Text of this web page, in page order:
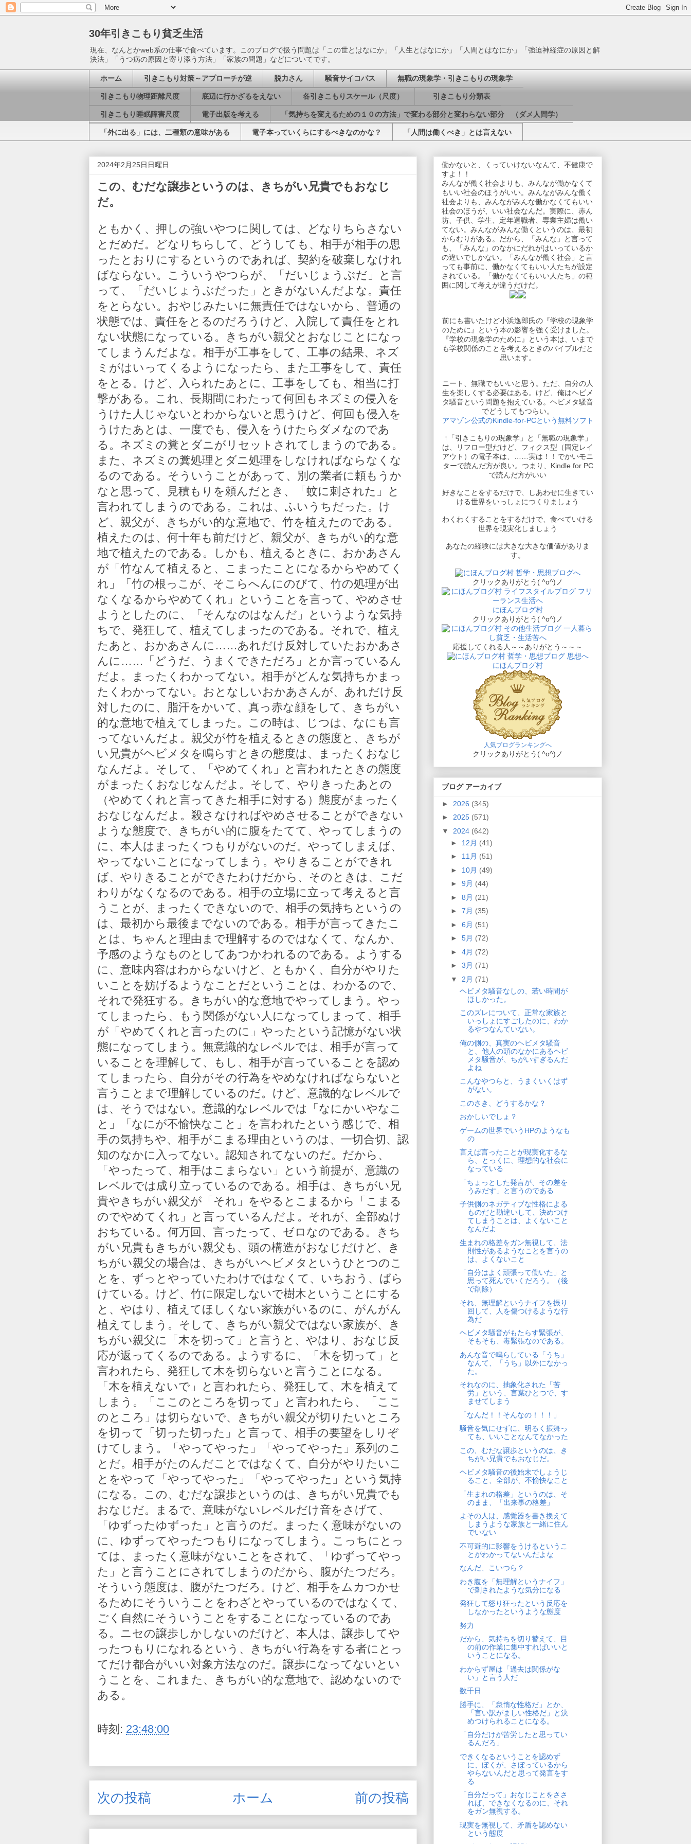
30年引きこもり貧乏生活
現在、なんとかweb系の仕事で食べています。このブログで扱う問題は「この世とはなにか」「人生とはなにか」「人間とはなにか」「強迫神経症の原因と解
決法」「うつ病の原因と寄り添う方法」「家族の問題」などについてです。
ホーム 引きこもり対策～アプローチが逆 脱力さん 騒音サイコパス 無職の現象学・引きこもりの現象学
引きこもり物理距離尺度 底辺に行かざるをえない 各引きこもりスケール（尺度） 引きこもり分類表
引きこもり睡眠障害尺度 電子出版を考える 「気持ちを変えるための１０の方法」で変わる部分と変わらない部分 （ダメ人間学）
「外に出る」には、二種類の意味がある 電子本っていくらにするべきなのかな？ 「人間は働くべき」とは言えない
2024年2月25日日曜日
この、むだな譲歩というのは、きちがい兄貴でもおなじ
だ。
ともかく、押しの強いやつに関しては、どなりちらさない
とだめだ。どなりちらして、どうしても、相手が相手の思
ったとおりにするというのであれば、契約を破棄しなけれ
ばならない。こういうやつらが、「だいじょうぶだ」と言
って、「だいじょうぶだった」ときがないんだよな。責任
をとらない。おやじみたいに無責任ではないから、普通の
状態では、責任をとるのだろうけど、入院して責任をとれ
ない状態になっている。きちがい親父とおなじことになっ
てしまうんだよな。相手が工事をして、工事の結果、ネズ
ミがはいってくるようになったら、また工事をして、責任
をとる。けど、入られたあとに、工事をしても、相当に打
撃がある。これ、長期間にわたって何回もネズミの侵入を
うけた人じゃないとわからないと思うけど、何回も侵入を
うけたあとは、一度でも、侵入をうけたらダメなのであ
る。ネズミの糞とダニがリセットされてしまうのである。
また、ネズミの糞処理とダニ処理をしなければならなくな
るのである。そういうことがあって、別の業者に頼もうか
なと思って、見積もりを頼んだとき、「蚊に刺された」と
言われてしまうのである。これは、ふいうちだった。け
ど、親父が、きちがい的な意地で、竹を植えたのである。
植えたのは、何十年も前だけど、親父が、きちがい的な意
地で植えたのである。しかも、植えるときに、おかあさん
が「竹なんて植えると、こまったことになるからやめてく
れ」「竹の根っこが、そこらへんにのびて、竹の処理が出
なくなるからやめてくれ」ということを言って、やめさせ
ようとしたのに、「そんなのはなんだ」というような気持
ちで、発狂して、植えてしまったのである。それで、植え
たあと、おかあさんに……あれだけ反対していたおかあさ
んに……「どうだ、うまくできただろ」とか言っているん
だよ。まったくわかってない。相手がどんな気持ちかまっ
たくわかってない。おとなしいおかあさんが、あれだけ反
対したのに、脂汗をかいて、真っ赤な顔をして、きちがい
的な意地で植えてしまった。この時は、じつは、なにも言
ってないんだよ。親父が竹を植えるときの態度と、きちが
い兄貴がヘビメタを鳴らすときの態度は、まったくおなじ
なんだよ。そして、「やめてくれ」と言われたときの態度
がまったくおなじなんだよ。そして、やりきったあとの
（やめてくれと言ってきた相手に対する）態度がまったく
おなじなんだよ。殺さなければやめさせることができない
ような態度で、きちがい的に腹をたてて、やってしまうの
に、本人はまったくつもりがないのだ。やってしまえば、
やってないことになってしまう。やりきることができれ
ば、やりきることができたわけだから、そのときは、こだ
わりがなくなるのである。相手の立場に立って考えると言
うことが、まったくできないので、相手の気持ちというの
は、最初から最後までないのである。相手が言ってきたこ
とは、ちゃんと理由まで理解するのではなくて、なんか、
予感のようなものとしてあつかわれるのである。ようする
に、意味内容はわからないけど、ともかく、自分がやりた
いことを妨げるようなことだということは、わかるので、
それで発狂する。きちがい的な意地でやってしまう。やっ
てしまったら、もう関係がない人になってしまって、相手
が「やめてくれと言ったのに」やったという記憶がない状
態になってしまう。無意識的なレベルでは、相手が言って
いることを理解して、もし、相手が言っていることを認め
てしまったら、自分がその行為をやめなければならないと
言うことまで理解しているのだ。けど、意識的なレベルで
は、そうではない。意識的なレベルでは「なにかいやなこ
と」「なにが不愉快なこと」を言われたという感じで、相
手の気持ちや、相手がこまる理由というのは、一切合切、認
知のなかに入ってない。認知されてないのだ。だから、
「やったって、相手はこまらない」という前提が、意識の
レベルでは成り立っているのである。相手は、きちがい兄
貴やきちがい親父が「それ」をやるとこまるから「こまる
のでやめてくれ」と言っているんだよ。それが、全部ぬけ
おちている。何万回、言ったって、ゼロなのである。きち
がい兄貴もきちがい親父も、頭の構造がおなじだけど、き
ちがい親父の場合は、きちがいヘビメタというひとつのこ
とを、ずっとやっていたわけではなくて、いちおう、ばら
けている。けど、竹に限定しないで樹木ということにする
と、やはり、植えてほしくない家族がいるのに、がんがん
植えてしまう。そして、きちがい親父ではない家族が、き
ちがい親父に「木を切って」と言うと、やはり、おなじ反
応が返ってくるのである。ようするに、「木を切って」と
言われたら、発狂して木を切らないと言うことになる。
「木を植えないで」と言われたら、発狂して、木を植えて
しまう。「ここのところを切って」と言われたら、「ここ
のところ」は切らないで、きちがい親父が切りたいところ
を切って「切った切った」と言って、相手の要望をしりぞ
けてしまう。「やってやった」「やってやった」系列のこ
とだ。相手がたのんだことではなくて、自分がやりたいこ
とをやって「やってやった」「やってやった」という気持
になる。この、むだな譲歩というのは、きちがい兄貴でも
おなじだ。まるで、意味がないレベルだけ音をさげて、
「ゆずったゆずった」と言うのだ。まったく意味がないの
に、ゆずってやったつもりになってしまう。こっちにとっ
ては、まったく意味がないことをされて、「ゆずってやっ
た」と言うことにされてしまうのだから、腹がたつだろ。
そういう態度は、腹がたつだろ。けど、相手をムカつかせ
るためにそういうことをわざとやっているのではなくて、
ごく自然にそういうことをすることになっているのであ
る。ニセの譲歩しかしないのだけど、本人は、譲歩してや
ったつもりになれるという、きちがい行為をする者にとっ
てだけ都合がいい対象方法なのだ。譲歩になってないとい
うことを、これまた、きちがい的な意地で、認めないので
ある。
時刻: 23:48:00
次の投稿 前の投稿
ホーム
働かないと、くっていけないなんて、不健康で
すよ！！
みんなが働く社会よりも、みんなが働かなくて
もいい社会のほうがいい。みんながみんな働く
社会よりも、みんながみんな働かなくてもいい
社会のほうが、いい社会なんだ。実際に、赤ん
坊、子供、学生、定年退職者、専業主婦は働い
てない。みんながみんな働くというのは、最初
からむりがある。だから、「みんな」と言って
も、「みんな」のなかにだれがはいっているか
の違いでしかない。「みんなが働く社会」と言
っても事前に、働かなくてもいい人たちが設定
されている。「働かなくてもいい人たち」の範
囲に関して考えが違うだけだ。
前にも書いたけど小浜逸郎氏の『学校の現象学
のために』という本の影響を強く受けました。
『学校の現象学のために』という本は、いまで
も学校関係のことを考えるときのバイブルだと
思います。
ニート、無職でもいいと思う。ただ、自分の人
生を楽しくする必要はある。けど、俺はヘビメ
タ騒音という問題を抱えている。ヘビメタ騒音
でどうしてもつらい。
アマゾン公式のKindle-for-PCという無料ソフト
↑「引きこもりの現象学」と「無職の現象学」
は、リフロー型だけど、フィクス型（固定レイ
アウト）の電子本は、……実は！！でかいモニ
ターで読んだ方が良い。つまり、Kindle for PC
で読んだ方がいい
好きなことをするだけで、しあわせに生きてい
ける世界をいっしょにつくりましょう
わくわくすることをするだけで、食べていける
世界を現実化しましょう
あなたの経験には大きな大きな価値がありま
す。
クリックありがとう( ^o^)ノ
にほんブログ村
クリックありがとう( ^o^)ノ
応援してくれる人～～ありがとう～～～
にほんブログ村
人気ブログランキングへ
クリックありがとう( ^o^)ノ
ブログ アーカイブ
► 2026 (345)
► 2025 (571)
▼ 2024 (642)
► 12月 (41)
► 11月 (51)
► 10月 (49)
► 9月 (44)
► 8月 (21)
► 7月 (35)
► 6月 (51)
► 5月 (72)
► 4月 (72)
► 3月 (71)
▼ 2月 (71)
ヘビメタ騒音なしの、若い時間が
ほしかった。
このズレについて、正常な家族と
いっしょにすごしたのに、わか
るやつなんていない。
俺の側の、真実のヘビメタ騒音
と、他人の頭のなかにあるヘビ
メタ騒音が、ちがいすぎるんだ
よね
こんなやつらと、うまくいくはず
がない。
このさき、どうするかな？
おかしいでしょ？
ゲームの世界でいうHPのようなも
の
言えば言ったことが現実化するな
ら、とっくに、理想的な社会に
なっている
「ちょっとした発言が、その差を
うみだす」と言うのである
子供側のネガティブな性格による
ものだと勘違いして、決めつけ
てしまうことは、よくないこと
なんだよ
生まれの格差をガン無視して、法
則性があるようなことを言うの
は、よくないこと
「自分はよく頑張って働いた」と
思って死んでいくだろう。（後
で削除）
それ、無理解というナイフを振り
回して、人を傷つけるような行
為だ
ヘビメタ騒音がもたらす緊張が、
そもそも、毒緊張なのである。
あんな音で鳴らしている「うち」
なんて、「うち」以外になかっ
た。
それなのに、抽象化された「苦
労」という、言葉ひとつで、す
ませてしまう
「なんだ！！そんなの！！！」
騒音を気にせずに、明るく振舞っ
ても、いいことなんてなかった
この、むだな譲歩というのは、き
ちがい兄貴でもおなじだ。
ヘビメタ騒音の後始末でしょうじ
ること、全部が、不愉快なこと
「生まれの格差」というのは、そ
のまま、「出来事の格差」
よその人は、感覚器を書き換えて
しまうような家族と一緒に住ん
でいない
不可避的に影響をうけるというこ
とがわかってないんだよな
なんだ、こいつら？
わき腹を「無理解というナイフ」
で刺されたような気分になる
発狂して怒り狂ったという反応を
しなかったというような態度
努力
だから、気持ちを切り替えて、目
の前の作業に集中すればいいと
いうことになる。
わからず屋は「過去は関係がな
い」と言う人だ
数千日
勝手に、「怠惰な性格だ」とか、
「言い訳がましい性格だ」と決
めつけられることになる。
「自分だけが苦労したと思ってい
るんだろ」
できくなるということを認めず
に、ぼくが、さぼっているから
やらないんだと思って発言をす
る
「自分だって」おなじことをささ
れば、できなくなるのに、それ
をガン無視する。
現実を無視して、矛盾を認めない
という態度